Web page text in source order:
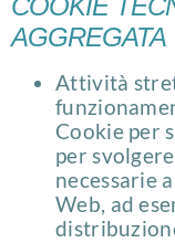
COOKIE
AGGREGATA
Attività
Cookie per
per
necessarie
Web, ad